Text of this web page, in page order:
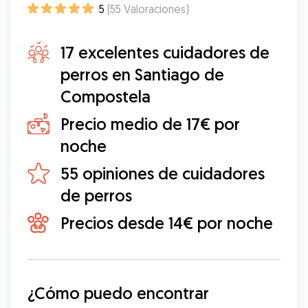
5 (55 Valoraciones)
17 excelentes cuidadores de
perros en Santiago de
Compostela
Precio medio de 17€ por
noche
55 opiniones de cuidadores
de perros
Precios desde 14€ por noche
¿Cómo puedo encontrar